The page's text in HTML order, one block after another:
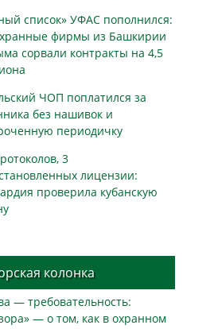
список» УФАС пополнился:
фирмы из Башкирии
сорвали контракты на 4,5
ЧОП поплатился за
без нашивок и
периодичку
3
лицензии:
проверила кубанскую
колонка
— требовательность:
— о том, как в охранном